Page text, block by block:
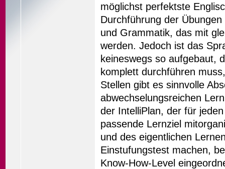
möglichst perfektste
Durchführung der
und Grammatik, das mit
werden. Jedoch ist das
keineswegs so aufgebaut,
komplett durchführen
Stellen gibt es sinnvolle
abwechselungsreichen
der IntelliPlan, der für
passende Lernziel
und des eigentlichen
Einstufungstest machen,
Know-How-Level